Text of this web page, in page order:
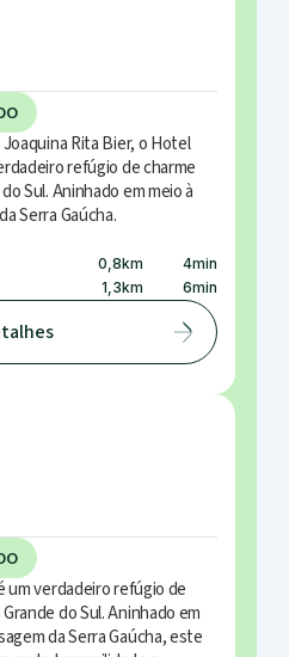
Rita Bier, o Hotel
refúgio de charme
Sul. Aninhado em meio à
Serra Gaúcha.
0,8km 4min
1,3km 6min
um verdadeiro refúgio de
do Sul. Aninhado em
da Serra Gaúcha, este